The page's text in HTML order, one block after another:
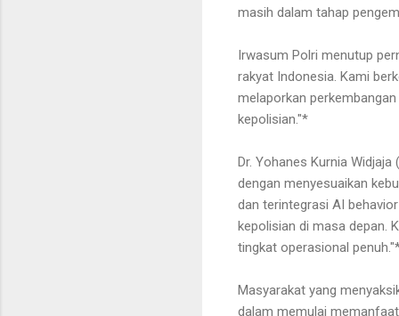
masih dalam tahap
Irwasum Polri menutup
rakyat Indonesia. Kami
melaporkan
kepolisian."*
Dr. Yohanes Kurnia
dengan menyesuaikan
dan terintegrasi AI
kepolisian di masa depan.
tingkat operasional
Masyarakat yang
dalam memulai